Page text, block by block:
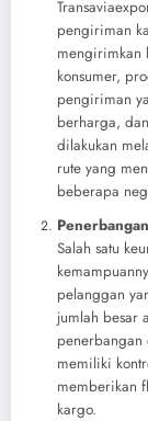
pengiriman
konsumer,
pengiriman
berharga,
dilakukan
rute yang
beberapa
Salah satu
pelanggan
jumlah besar
penerbangan
memiliki
memberikan
kargo.